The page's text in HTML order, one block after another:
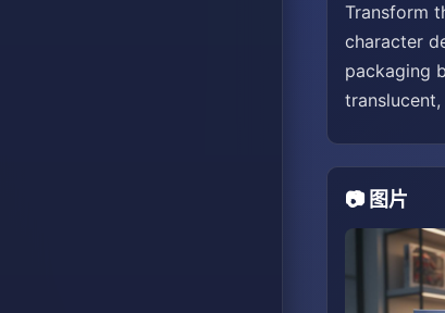
Transform
character
packaging
📷 图片